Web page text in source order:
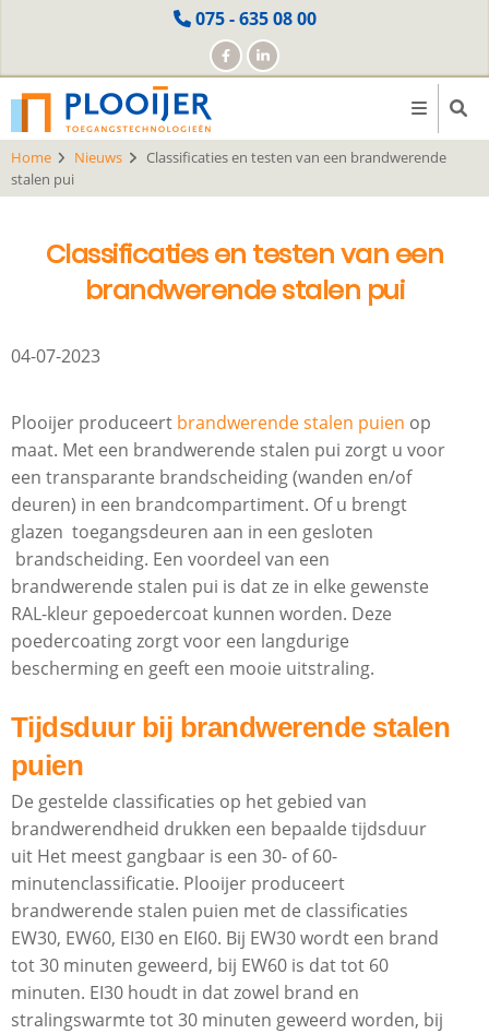
content
075 - 635 08 00
Home Nieuws
Classificaties en testen van een brandwerende
stalen pui
Classificaties en testen van een
brandwerende stalen pui
04-07-2023
Plooijer produceert brandwerende stalen puien op
maat. Met een brandwerende stalen pui zorgt u voor
een transparante brandscheiding (wanden en/of
deuren) in een brandcompartiment. Of u brengt
glazen toegangsdeuren aan in een gesloten
brandscheiding. Een voordeel van een
brandwerende stalen pui is dat ze in elke gewenste
RAL-kleur gepoedercoat kunnen worden. Deze
poedercoating zorgt voor een langdurige
bescherming en geeft een mooie uitstraling.
Tijdsduur bij brandwerende stalen
puien
De gestelde classificaties op het gebied van
brandwerendheid drukken een bepaalde tijdsduur
uit Het meest gangbaar is een 30- of 60-
minutenclassificatie. Plooijer produceert
brandwerende stalen puien met de classificaties
EW30, EW60, EI30 en EI60. Bij EW30 wordt een brand
tot 30 minuten geweerd, bij EW60 is dat tot 60
minuten. EI30 houdt in dat zowel brand en
stralingswarmte tot 30 minuten geweerd worden, bij